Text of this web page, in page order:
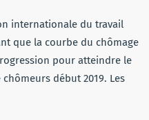
internationale du travail
que la courbe du chômage
pour atteindre le
début 2019. Les